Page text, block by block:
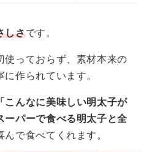
しさです。
使っておらず、素材本来の
作られています。
「こんなに美味しい明太子が
パーで食べる明太子と全
んで食べてくれます。